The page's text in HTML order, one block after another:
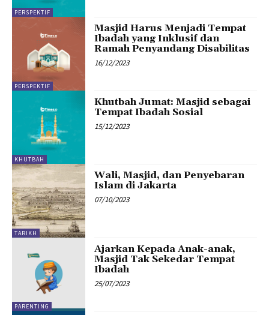
PERSPEKTIF
PERSPEKTIF
Masjid Harus Menjadi Tempat
Ibadah yang Inklusif dan
Ramah Penyandang Disabilitas
16/12/2023
KHUTBAH
Khutbah Jumat: Masjid sebagai
Tempat Ibadah Sosial
15/12/2023
TARIKH
Wali, Masjid, dan Penyebaran
Islam di Jakarta
07/10/2023
PARENTING
Ajarkan Kepada Anak-anak,
Masjid Tak Sekedar Tempat
Ibadah
25/07/2023